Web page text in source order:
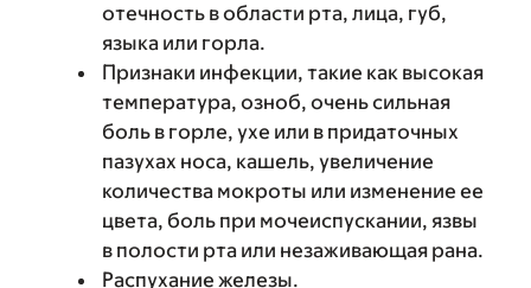
отечность в области рта, лица, губ,
языка или горла.
Признаки инфекции, такие как высокая
температура, озноб, очень сильная
боль в горле, ухе или в придаточных
пазухах носа, кашель, увеличение
количества мокроты или изменение ее
цвета, боль при мочеиспускании, язвы
в полости рта или незаживающая рана.
Распухание железы.